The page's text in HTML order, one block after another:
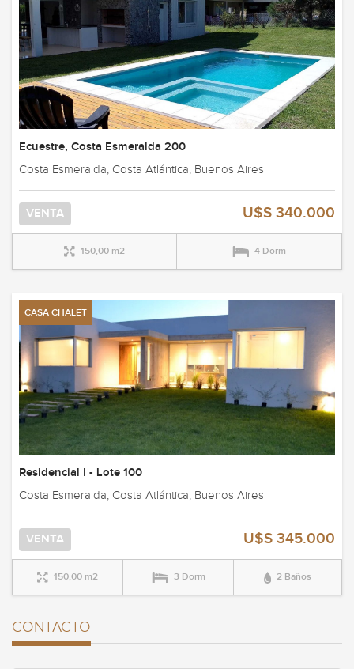
Ecuestre, Costa Esmeralda 200
Costa Esmeralda, Costa Atlántica, Buenos Aires
VENTA U$S 340.000
150,00 m2 4 Dorm
CASA CHALET
Residencial I - Lote 100
Costa Esmeralda, Costa Atlántica, Buenos Aires
VENTA U$S 345.000
150,00 m2 3 Dorm 2 Baños
CONTACTO